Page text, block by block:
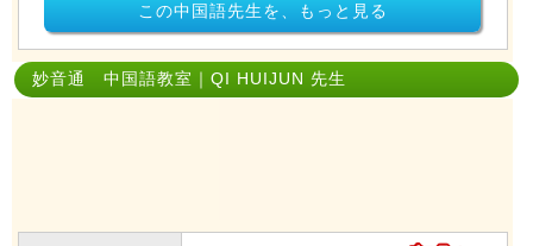
この中国語先生を、もっと見る
妙音通 中国語教室｜QI HUIJUN 先生